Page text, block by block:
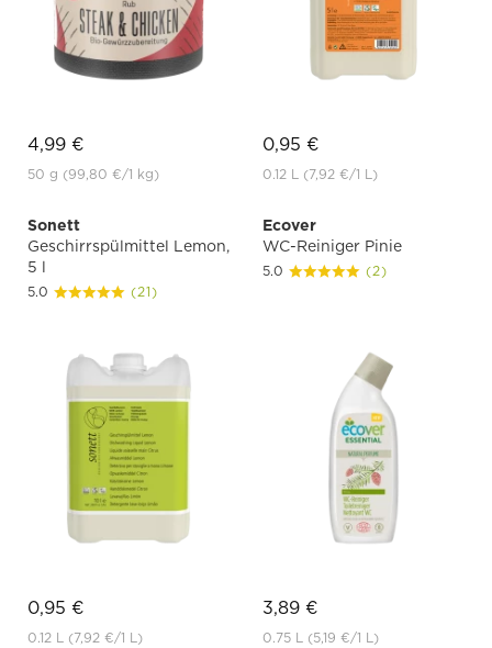
4,99 €
50 g (99,80 €/1 kg)
0,95 €
0.12 L (7,92 €/1 L)
Sonett
Geschirrspülmittel Lemon,
5 l
5.0 (21)
0,95 €
0.12 L (7,92 €/1 L)
Ecover
WC-Reiniger Pinie
5.0 (2)
3,89 €
0.75 L (5,19 €/1 L)